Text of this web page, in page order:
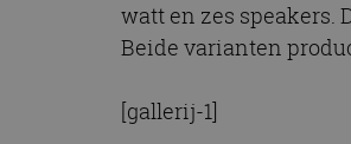
watt en zes speakers.
Beide varianten
[gallerij-1]